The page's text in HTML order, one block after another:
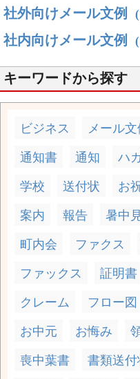
社外向けメール文例
社内向けメール文例
キーワードから探す
ビジネス メール文
通知書 通知 ハ
学校 送付状 お
案内 報告 暑中
町内会 ファクス
ファックス 証明書
クレーム フロー図
お中元 お悔み
喪中葉書 書類送付